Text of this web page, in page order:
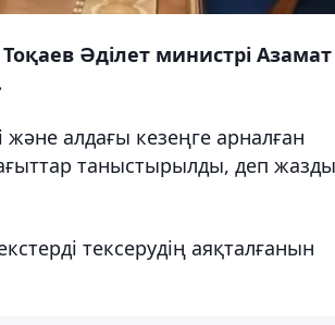
Әділет министрі Азамат
алдағы кезеңге арналған
таныстырылды, деп жазды
тексерудің аяқталғанын